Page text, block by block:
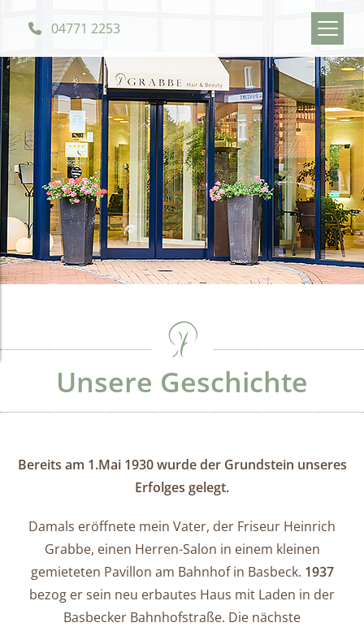
04771 2253
Unsere Geschichte
Bereits am 1.Mai 1930 wurde der Grundstein unseres
Erfolges gelegt.
Damals eröffnete mein Vater, der Friseur Heinrich
Grabbe, einen Herren-Salon in einem kleinen
gemieteten Pavillon am Bahnhof in Basbeck. 1937
bezog er sein neu erbautes Haus mit Laden in der
Basbecker Bahnhofstraße. Die nächste